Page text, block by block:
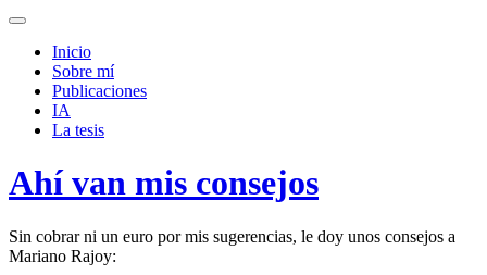
Alternar
campo
búsqueda
Inicio
Sobre mí­
Publicaciones
IA
La tesis
Ahí van mis consejos
Sin cobrar ni un euro por mis sugerencias, le doy unos consejos a
Mariano Rajoy: